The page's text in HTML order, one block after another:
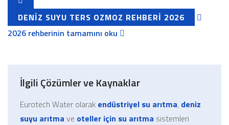
DENIZ SUYU TERS OZMOZ REHBERI 2026
2026 rehberinin tamamını oku
İlgili Çözümler ve Kaynaklar
Eurotech Water olarak endüstriyel su arıtma, deniz
suyu arıtma ve oteller için su arıtma sistemleri